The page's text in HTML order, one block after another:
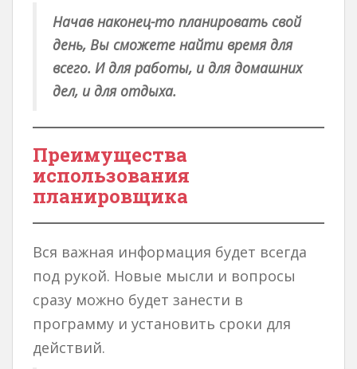
Начав наконец-то планировать свой
день, Вы сможете найти время для
всего. И для работы, и для домашних
дел, и для отдыха.
Преимущества
использования
планировщика
Вся важная информация будет всегда
под рукой. Новые мысли и вопросы
сразу можно будет занести в
программу и установить сроки для
действий.